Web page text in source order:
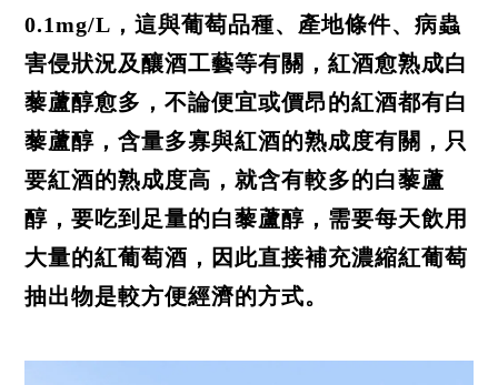
0.1mg/L，這與葡萄品種、產地條件、病蟲
害侵狀況及釀酒工藝等有關，紅酒愈熟成白
藜蘆醇愈多，不論便宜或價昂的紅酒都有白
藜蘆醇，含量多寡與紅酒的熟成度有關，只
要紅酒的熟成度高，就含有較多的白藜蘆
醇，要吃到足量的白藜蘆醇，需要每天飲用
大量的紅葡萄酒，因此直接補充濃縮紅葡萄
抽出物是較方便經濟的方式。